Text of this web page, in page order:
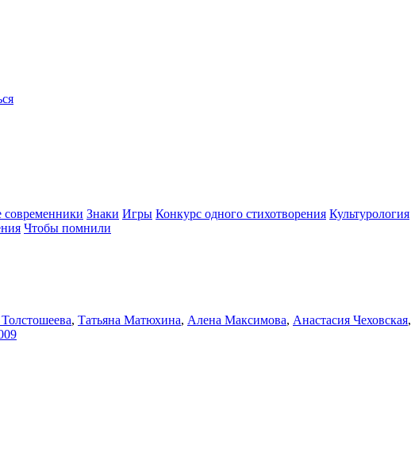
современники Знаки Игры Конкурс одного стихотворения Культурология
Чтобы помнили
, Татьяна Матюхина, Алена Максимова, Анастасия Чеховская,